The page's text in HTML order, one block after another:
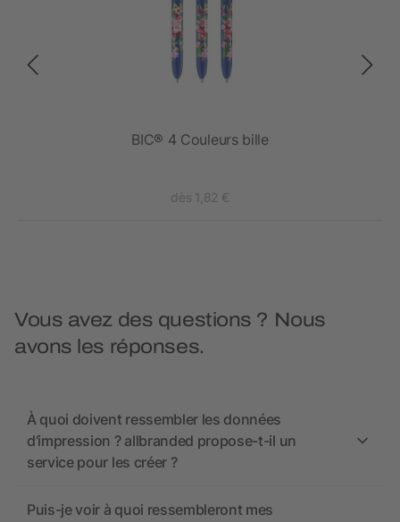
BIC® 4 Couleurs bille
dès 1,82 €
Vous avez des questions ? Nous
avons les réponses.
À quoi doivent ressembler les données
d’impression ? allbranded propose-t-il un
service pour les créer ?
Puis-je voir à quoi ressembleront mes